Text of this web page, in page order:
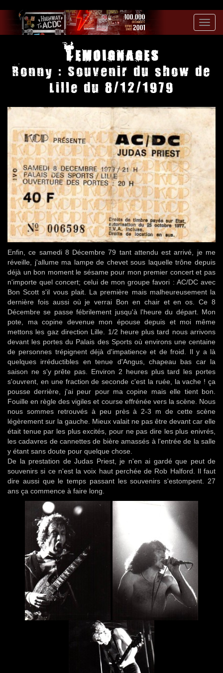
Temoignages
Ronny : Souvenir du show de
Lille du 8/12/1979
Enfin, ce samedi 8 Décembre 79 tant attendu est arrivé, je me
réveille, j'allume ma lampe de chevet sous laquelle trône depuis
déjà un bon moment le sésame pour mon premier concert et pas
n'importe quel concert; celui de mon groupe favori : AC/DC avec
Bon Scott s'il vous plait. La première mais malheureusement la
dernière fois aussi où je verrai Bon en chair et en os. Ce 8
Décembre se passe fébrilement jusqu'à l'heure du départ. Mon
pote, ma copine devenue mon épouse depuis et moi même
mettons les gaz direction Lille. 1/2 heure plus tard nous arrivons
devant les portes du Palais des Sports où environs une centaine
de personnes trépignent déjà d'impatience et de froid. Il y a là
quelques irréductibles en tenue d'Angus, chapeau bas car la
saison ne s'y prête pas. Environ 2 heures plus tard les portes
s'ouvrent, en une fraction de seconde c'est la ruée, la vache ! ça
pousse derrière, j'ai peur pour ma copine mais elle tient bon.
Fouille en règle des vigiles et course effrénée vers la scène. Nous
nous sommes retrouvés à peu près à 2-3 m de cette scène
légèrement sur la gauche. Mieux valait ne pas être devant car elle
était tenue par les plus excités, pour ne pas dire les plus enivrés,
les cadavres de cannettes de bière amassés à l'entrée de la salle
y étant sans doute pour quelque chose.
De la prestation de Judas Priest, je n'en ai gardé que peut de
souvenirs si ce n'est la voix haut perchée de Rob Halford. Il faut
dire aussi que le temps passant les souvenirs s'estompent. 27
ans ça commence à faire long.